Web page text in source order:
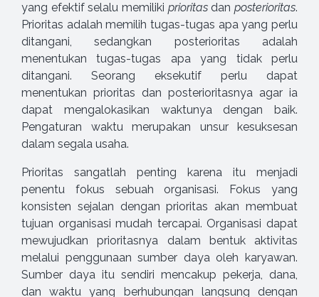
yang efektif selalu memiliki prioritasdanposterioritas.
Prioritas adalah memilih tugas-tugas apa yang perlu
ditangani, sedangkan posterioritas adalah
menentukan tugas-tugas apa yang tidak perlu
ditangani. Seorang eksekutif perlu dapat
menentukan prioritas dan posterioritasnya agar ia
dapat mengalokasikan waktunya dengan baik.
Pengaturan waktu merupakan unsur kesuksesan
dalam segala usaha.
Prioritas sangatlah penting karena itu menjadi
penentu fokus sebuah organisasi. Fokus yang
konsisten sejalan dengan prioritas akan membuat
tujuan organisasi mudah tercapai. Organisasi dapat
mewujudkan prioritasnya dalam bentuk aktivitas
melalui penggunaan sumber daya oleh karyawan.
Sumber daya itu sendiri mencakup pekerja, dana,
dan waktu yang berhubungan langsung dengan